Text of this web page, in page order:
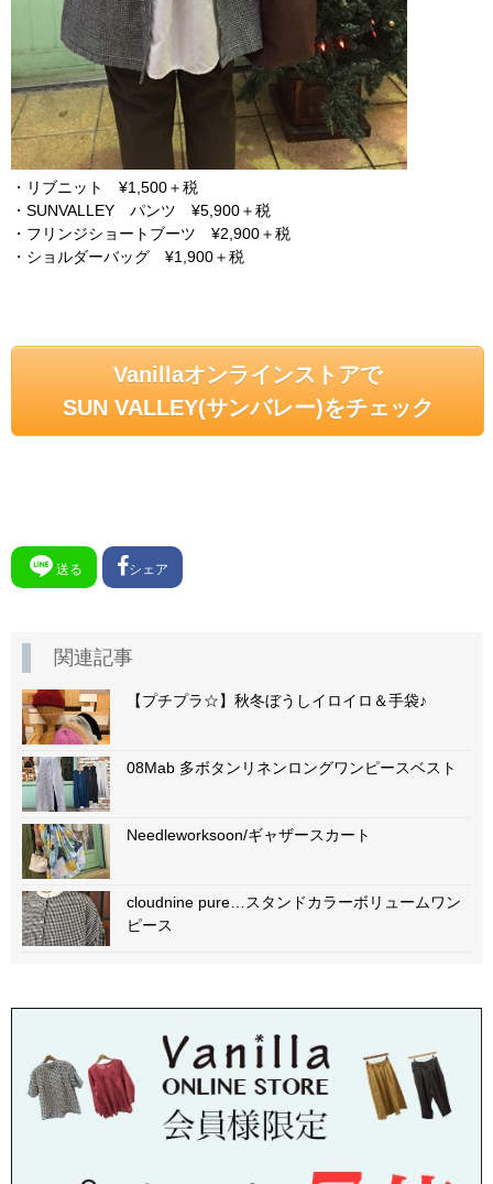
・リブニット ¥1,500＋税
・SUNVALLEY パンツ ¥5,900＋税
・フリンジショートブーツ ¥2,900＋税
・ショルダーバッグ ¥1,900＋税
Vanillaオンラインストアで
SUN VALLEY(サンバレー)をチェック
送る シェア
関連記事
【プチプラ☆】秋冬ぼうしイロイロ＆手袋♪
08Mab 多ボタンリネンロングワンピースベスト
Needleworksoon/ギャザースカート
cloudnine pure…スタンドカラーボリュームワン
ピース